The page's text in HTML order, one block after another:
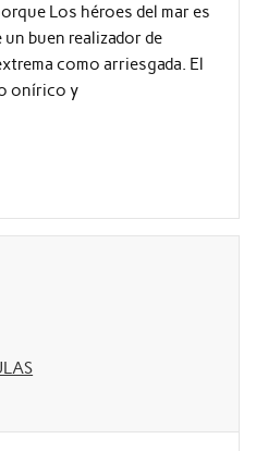
Los héroes del mar es
buen realizador de
como arriesgada. El
onírico y